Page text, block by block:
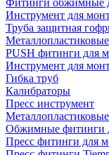
Инструмент для
Труба защитная
PUSH фитинги для
Инструмент для
Гибка труб
Калибраторы
Пресс инструмент
Обжимные фитинги
Пресс фитинги для